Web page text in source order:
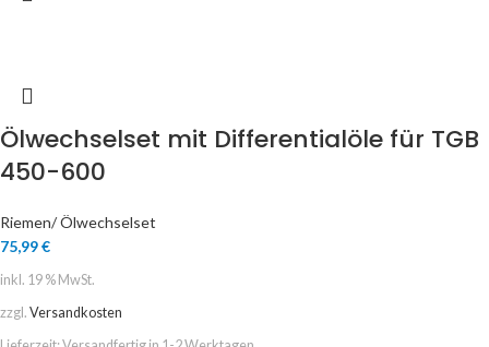
Ölwechselset mit Differentialöle für TGB
450-600
Riemen/ Ölwechselset
75,99€
inkl. 19 % MwSt.
zzgl. Versandkosten